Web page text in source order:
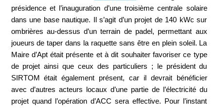
présidence et l’inauguration d’une troisième centrale solaire
dans une base nautique. Il s’agit d’un projet de 140 kWc sur
ombrières au-dessus d’un terrain de padel, permettant aux
joueurs de taper dans la raquette sans être en plein soleil. La
Maire d’Apt était présente et à dit souhaiter favoriser ce type
de projet ainsi que ceux des particuliers ; le président du
SIRTOM était également présent, car il devrait bénéficier
avec d’autres acteurs locaux d’une partie de l’électricité du
projet quand l’opération d’ACC sera effective. Pour l’instant